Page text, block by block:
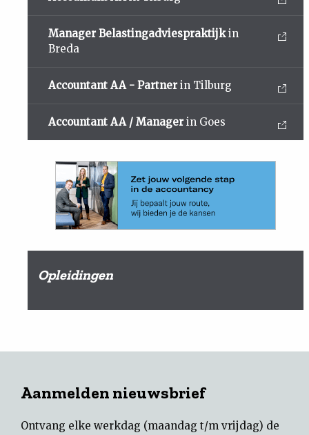
Manager Belastingadviespraktijkin
Breda
Accountant AA - Partner in Tilburg
Accountant AA / Manager in Goes
Opleidingen
Aanmelden nieuwsbrief
Ontvang elke werkdag (maandag t/m vrijdag) de